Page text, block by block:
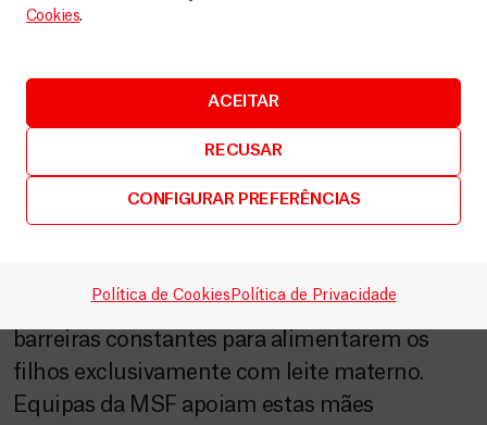
Cookies.
ACEITAR
RECUSAR
CONFIGURAR PREFERÊNCIAS
Política de Cookies Política de Privacidade
A importância da amamentação
para as mães refugiadas
As mães no sobrelotado campo de refugiados
enfrentam também, e cada vez mais,
barreiras constantes para alimentarem os
filhos exclusivamente com leite materno.
Equipas da MSF apoiam estas mães